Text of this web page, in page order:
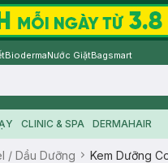
BiodermaNước GiặtBagsmart
CLINIC & SPA DERMAHAIR
/ Dầu Dưỡng Kem Dưỡng